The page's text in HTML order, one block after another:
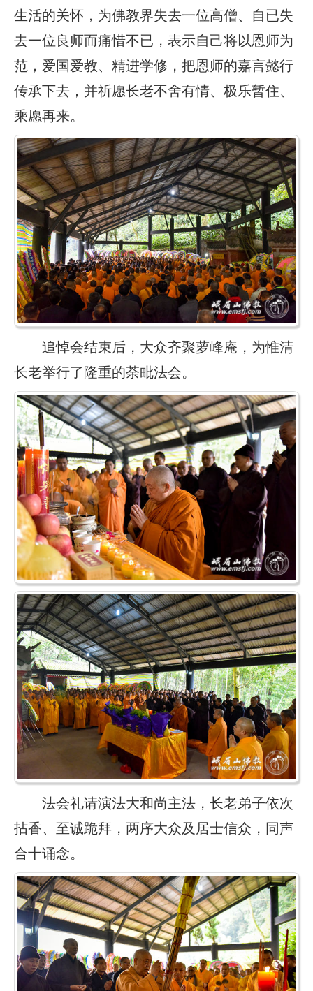
生活的关怀，为佛教界失去一位高僧、自已失
去一位良师而痛惜不已，表示自己将以恩师为
范，爱国爱教、精进学修，把恩师的嘉言懿行
传承下去，并祈愿长老不舍有情、极乐暂住、
乘愿再来。
追悼会结束后，大众齐聚萝峰庵，为惟清
长老举行了隆重的荼毗法会。
法会礼请演法大和尚主法，长老弟子依次
拈香、至诚跪拜，两序大众及居士信众，同声
合十诵念。